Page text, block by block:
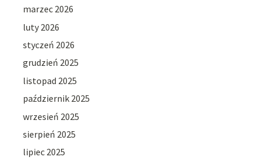
marzec 2026
luty 2026
styczeń 2026
grudzień 2025
listopad 2025
październik 2025
wrzesień 2025
sierpień 2025
lipiec 2025